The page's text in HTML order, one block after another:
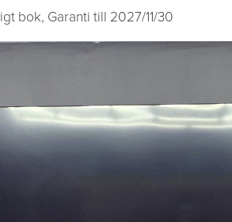
bok, Garanti till 2027/11/30